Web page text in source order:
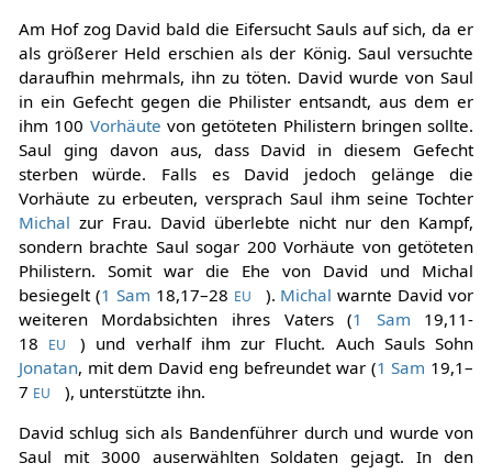
Am Hof zog David bald die Eifersucht Sauls auf sich, da er
als größerer Held erschien als der König. Saul versuchte
daraufhin mehrmals, ihn zu töten. David wurde von Saul
in ein Gefecht gegen die Philister entsandt, aus dem er
ihm 100 Vorhäute von getöteten Philistern bringen sollte.
Saul ging davon aus, dass David in diesem Gefecht
sterben würde. Falls es David jedoch gelänge die
Vorhäute zu erbeuten, versprach Saul ihm seine Tochter
Michal zur Frau. David überlebte nicht nur den Kampf,
sondern brachte Saul sogar 200 Vorhäute von getöteten
Philistern. Somit war die Ehe von David und Michal
besiegelt (1 Sam 18,17–28 EU ). Michal warnte David vor
weiteren Mordabsichten ihres Vaters (1 Sam 19,11-
18
EU
) und verhalf ihm zur Flucht. Auch Sauls Sohn
Jonatan, mit dem David eng befreundet war (1 Sam 19,1–
7 EU
), unterstützte ihn.
David schlug sich als Bandenführer durch und wurde von
Saul mit 3000 auserwählten Soldaten gejagt. In den